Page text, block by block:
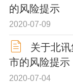
的风险提示
2020-07-09
关于北
市的风险提示
2020-07-04